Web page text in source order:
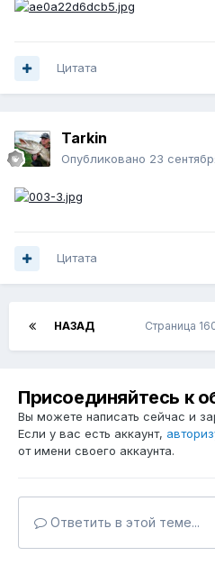
Цитата
Tarkin
Опубликовано 23
Цитата
НАЗАД Страница
Присоединяйтесь к
Вы можете написать сейчас и
Если у вас есть аккаунт,
от имени своего аккаунта.
Ответить в этой теме...